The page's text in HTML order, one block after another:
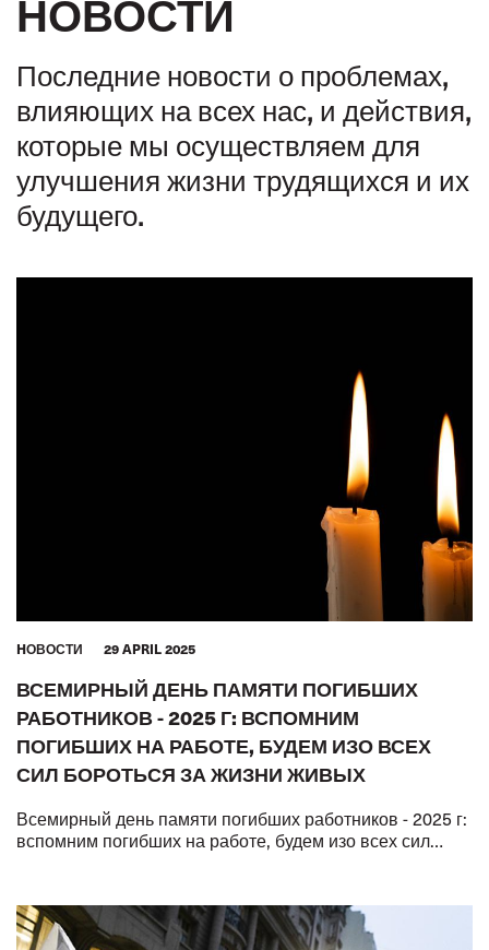
НОВОСТИ
Последние новости о проблемах,
влияющих на всех нас, и действия,
которые мы осуществляем для
улучшения жизни трудящихся и их
будущего.
HОВОСТИ 29 APRIL 2025
ВСЕМИРНЫЙ ДЕНЬ ПАМЯТИ ПОГИБШИХ
РАБОТНИКОВ - 2025 Г: ВСПОМНИМ
ПОГИБШИХ НА РАБОТЕ, БУДЕМ ИЗО ВСЕХ
СИЛ БОРОТЬСЯ ЗА ЖИЗНИ ЖИВЫХ
Всемирный день памяти погибших работников - 2025 г:
вспомним погибших на работе, будем изо всех сил